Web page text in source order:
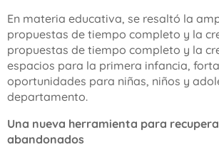
En materia educativa, se resaltó la
propuestas de tiempo completo y la
propuestas de tiempo completo y la
espacios para la primera infancia,
oportunidades para niñas, niños y
departamento.
Una nueva herramienta para
abandonados